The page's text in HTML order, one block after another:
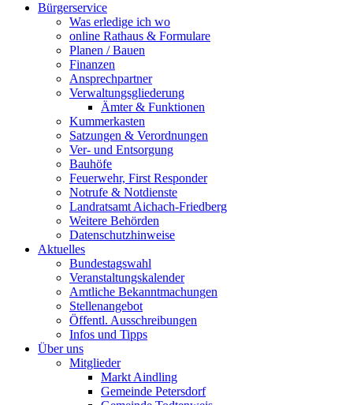
Bürgerservice
Was erledige ich wo
online Rathaus & Formulare
Planen / Bauen
Finanzen
Ansprechpartner
Verwaltungsgliederung
Ämter & Funktionen
Kummerkasten
Satzungen & Verordnungen
Ver- und Entsorgung
Bauhöfe
Feuerwehr, First Responder
Notrufe & Notdienste
Landratsamt Aichach-Friedberg
Weitere Behörden
Datenschutzhinweise
Aktuelles
Bundestagswahl
Veranstaltungskalender
Amtliche Bekanntmachungen
Stellenangebot
Öffentl. Ausschreibungen
Infos und Tipps
Über uns
Mitglieder
Markt Aindling
Gemeinde Petersdorf